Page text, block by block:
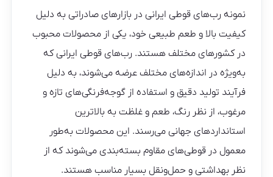
نمونه رب‌های قوطی ایرانی در بازارهای صادراتی به دلیل
کیفیت بالا و طعم طبیعی خود، یکی از محصولات محبوب
در کشورهای مختلف هستند. رب‌های قوطی ایرانی که
به‌ویژه در اندازه‌های مختلف عرضه می‌شوند، به دلیل
فرآیند تولید دقیق و استفاده از گوجه‌فرنگی‌های تازه و
مرغوب، از نظر رنگ، طعم و غلظت به بالاترین
استانداردهای جهانی می‌رسند. این محصولات به‌طور
معمول در قوطی‌های مقاوم بسته‌بندی می‌شوند که از
نظر بهداشتی و حمل‌ونقل بسیار مناسب هستند.